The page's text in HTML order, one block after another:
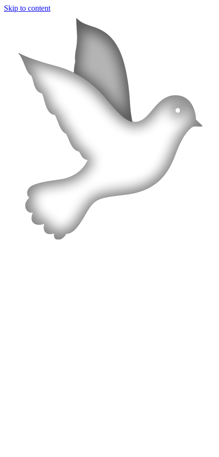
Skip to content